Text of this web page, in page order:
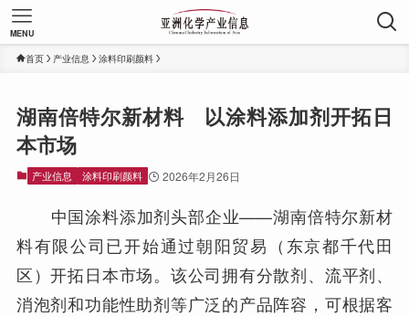
MENU
首页 产业信息 涂料印刷颜料
湖南倍特尔新材料 以涂料添加剂开拓日
本市场
产业信息 涂料印刷颜料 2026年2月26日
中国涂料添加剂头部企业——湖南倍特尔新材
料有限公司已开始通过朝阳贸易（东京都千代田
区）开拓日本市场。该公司拥有分散剂、流平剂、
消泡剂和功能性助剂等广泛的产品阵容，可根据客